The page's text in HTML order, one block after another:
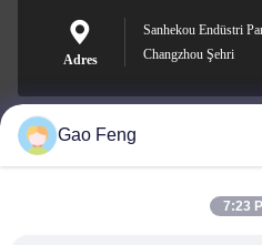
Adres
Sanhekou Endüstri
Changzhou Şehri
suli@sulidry.com
Gao Feng
7:23